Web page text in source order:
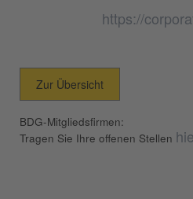
https://
Zur Übersicht
BDG-Mitgliedsfirmen:
Tragen Sie Ihre offenen Stellen